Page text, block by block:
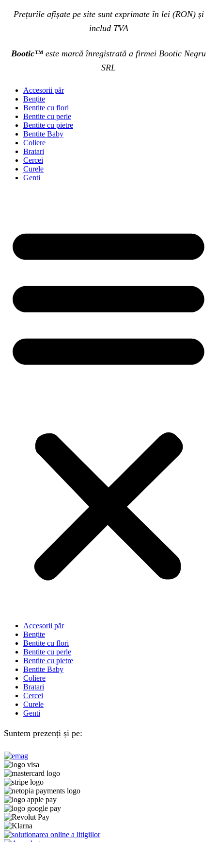
Prețurile afișate pe site sunt exprimate în lei (RON) și
includ TVA
Bootic™ este marcă înregistrată a firmei Bootic Negru
SRL
Accesorii păr
Bențite
Bentite cu flori
Bentite cu perle
Bentite cu pietre
Bentite Baby
Coliere
Bratari
Cercei
Curele
Genti
Accesorii păr
Bențite
Bentite cu flori
Bentite cu perle
Bentite cu pietre
Bentite Baby
Coliere
Bratari
Cercei
Curele
Genti
Suntem prezenți și pe: